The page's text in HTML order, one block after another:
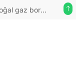
"Kırım
6.660,55